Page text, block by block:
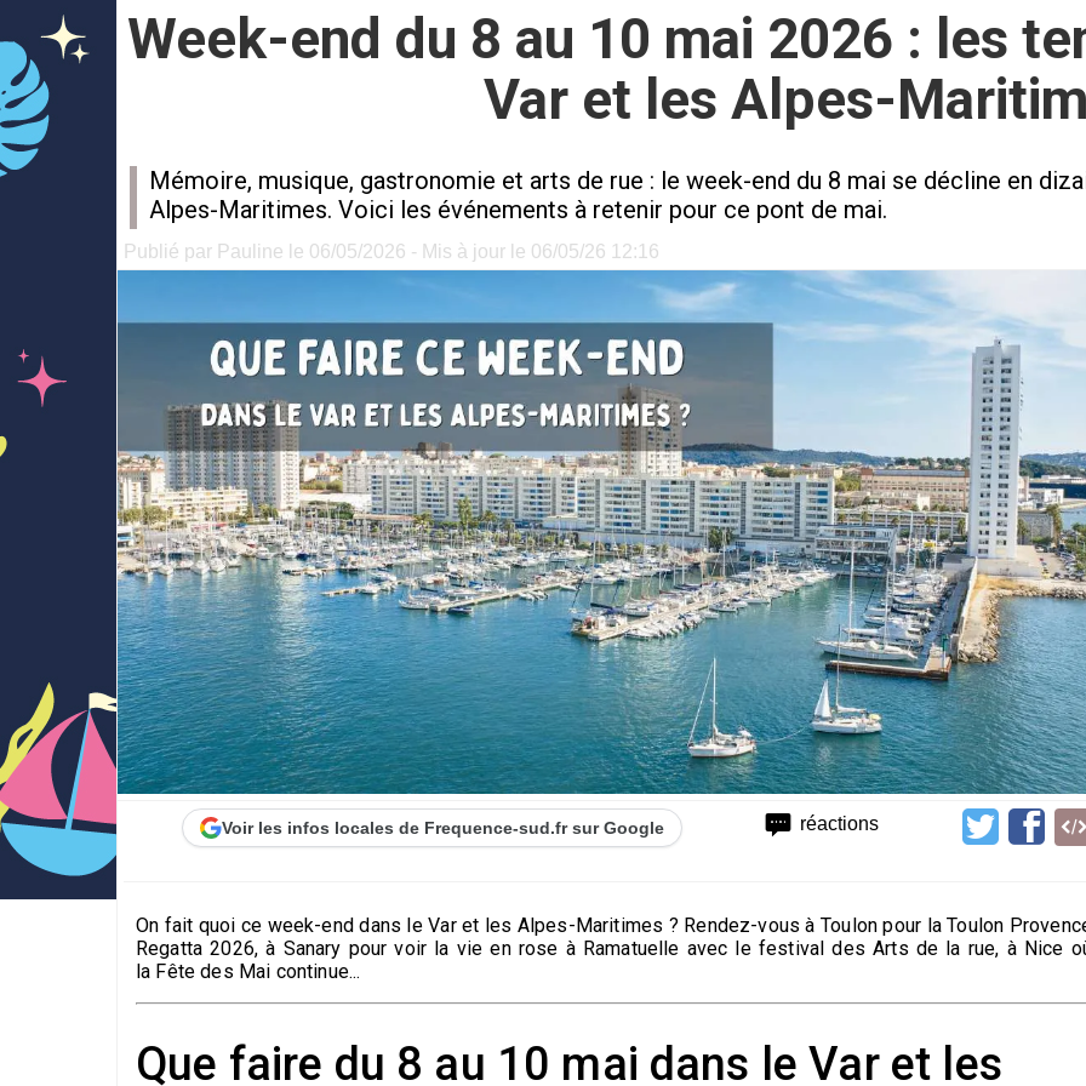
Week-end du 8 au 10 mai 2026 : les
Var et les Alpes-
Mémoire, musique, gastronomie et arts de rue : le week-end du 8 mai se décline en
Alpes-Maritimes. Voici les événements à retenir pour ce pont de mai.
Publié par Pauline le 06/05/2026 - Mis à jour le 06/05/26 12:16
réactions
Voir les infos locales de Frequence-sud.fr sur Google
On fait quoi ce week-end dans le Var et les Alpes-Maritimes ? Rendez-vous à Toulon pour la Toulon
Regatta 2026, à Sanary pour voir la vie en rose à Ramatuelle avec le festival des Arts de la rue, à Nice
la Fête des Mai continue...
Que faire du 8 au 10 mai dans le Var et les